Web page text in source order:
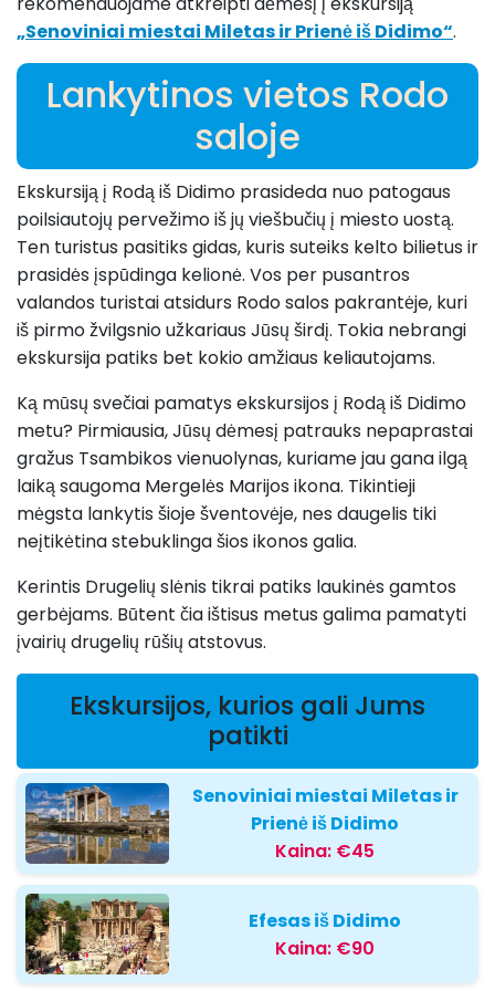
„Senoviniai miestai Miletas ir Prienė iš Didimo“.
Lankytinos vietos Rodo
saloje
Ekskursiją į Rodą iš Didimo prasideda nuo patogaus
poilsiautojų pervežimo iš jų viešbučių į miesto uostą.
Ten turistus pasitiks gidas, kuris suteiks kelto bilietus ir
prasidės įspūdinga kelionė. Vos per pusantros
valandos turistai atsidurs Rodo salos pakrantėje, kuri
iš pirmo žvilgsnio užkariaus Jūsų širdį. Tokia nebrangi
ekskursija patiks bet kokio amžiaus keliautojams.
Ką mūsų svečiai pamatys ekskursijos į Rodą iš Didimo
metu? Pirmiausia, Jūsų dėmesį patrauks nepaprastai
gražus Tsambikos vienuolynas, kuriame jau gana ilgą
laiką saugoma Mergelės Marijos ikona. Tikintieji
mėgsta lankytis šioje šventovėje, nes daugelis tiki
neįtikėtina stebuklinga šios ikonos galia.
Kerintis Drugelių slėnis tikrai patiks laukinės gamtos
gerbėjams. Būtent čia ištisus metus galima pamatyti
įvairių drugelių rūšių atstovus.
Ekskursijos, kurios gali Jums
patikti
Senoviniai miestai Miletas ir
Prienė iš Didimo
Kaina: €45
Efesas iš Didimo
Kaina: €90